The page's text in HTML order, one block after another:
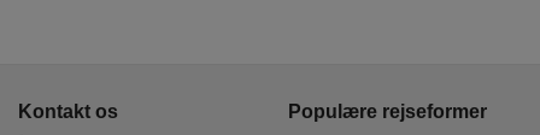
Kontakt os Populære rejseformer